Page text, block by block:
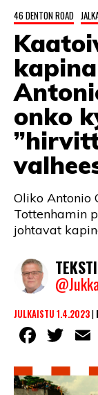
46 DENTON ROAD
onko
Oliko Antonio
Tottenhamin
johtavat
TEKSTI
JULKAISTU 1.4.2023|
LINTU VAI
46 DENTON
VIDEOT
PODCASTIT
KOLUMNIT